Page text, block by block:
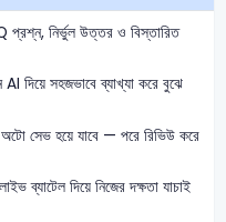
প্রশ্ন, নির্ভুল উত্তর ও বিস্তারিত
দিয়ে সহজভাবে ব্যাখ্যা করে বুঝে
সেভ হয়ে যাবে — পরে রিভিউ করে
ব্যাটেল দিয়ে নিজের দক্ষতা যাচাই